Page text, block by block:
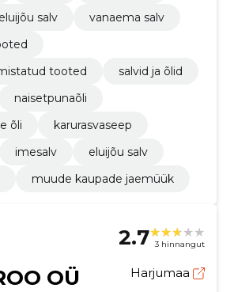
eluijõu salv
vanaema salv
tooted
salvid ja õlid
naisetpunaõli
õli
karurasvaseep
imesalv
eluijõu salv
muude kaupade jaemüük
2.7 3 hinnangut
OÜ Harjumaa